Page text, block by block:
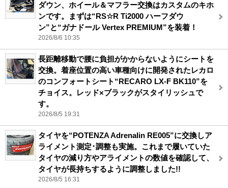
ダウン、ホイール＆マフラー交換はカスタムのキホ
ンです。まずは“RS☆R Ti2000 ハーフダウ
ン”と“ガナドール Vertex PREMIUM”を装着！
2026/8/6 10:35
長距離移動で腰に負担がかからないようにシートを
交換。着座位置の高い車種向けに開発されたレカロ
のコンフォートシート“RECARO LX-F BK110”を
チョイス。レッド×ブラックがスタイリッシュで
す。
2026/8/5 19:31
タイヤを“POTENZA Adrenalin RE005”に交換しア
ライメント測定･調整も実施。これまで履いていた
タイヤの減り方やアライメントの数値を確認して、
タイヤが長持ちするように調整しました!!
2026/8/5 16:31